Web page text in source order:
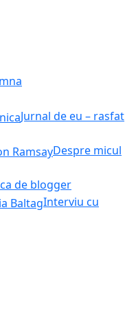
Jurnal de eu – rasfat
Despre micul
de blogger
Interviu cu